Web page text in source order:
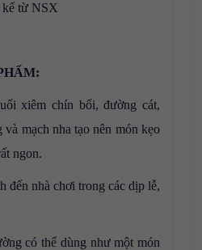
kể từ NSX
xiêm chín bối, đường cát,
mạch nha tạo nên món kẹo
ngon.
đến nhà chơi trong các dịp lễ,
có thể dùng như một món